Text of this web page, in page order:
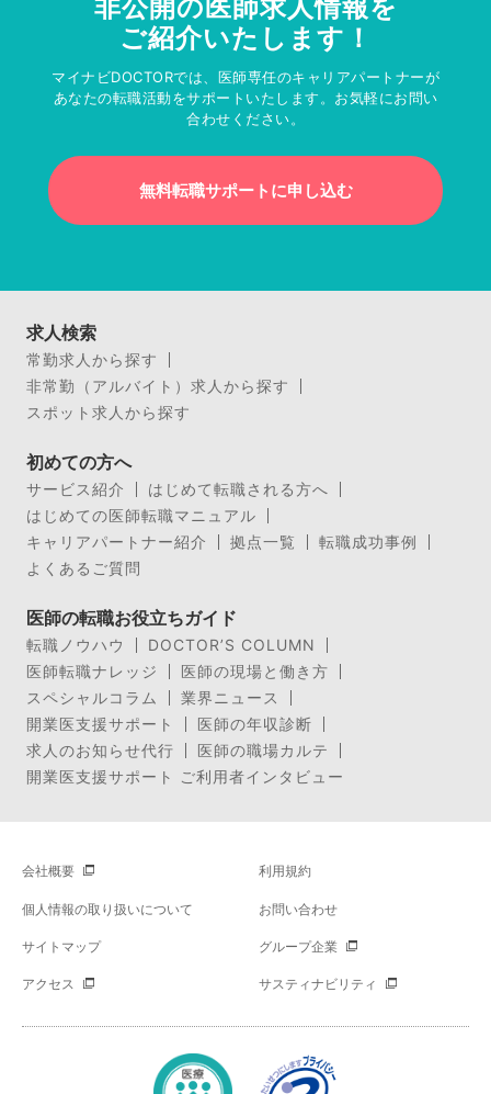
非公開の医師求人情報を
ご紹介いたします！
マイナビDOCTORでは、医師専任のキャリアパートナーが
あなたの転職活動をサポートいたします。お気軽にお問い
合わせください。
無料転職サポートに申し込む
求人検索
常勤求人から探す
非常勤（アルバイト）求人から探す
スポット求人から探す
初めての方へ
サービス紹介
はじめて転職される方へ
はじめての医師転職マニュアル
キャリアパートナー紹介
拠点一覧
転職成功事例
よくあるご質問
医師の転職お役立ちガイド
転職ノウハウ
DOCTOR’S COLUMN
医師転職ナレッジ
医師の現場と働き方
スペシャルコラム
業界ニュース
開業医支援サポート
医師の年収診断
求人のお知らせ代行
医師の職場カルテ
開業医支援サポート ご利用者インタビュー
会社概要 利用規約
個人情報の取り扱いについて お問い合わせ
サイトマップ グループ企業
アクセス サスティナビリティ